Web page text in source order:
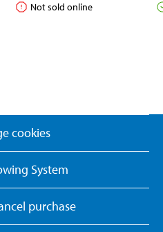
Not sold online
cookies
System
purchase